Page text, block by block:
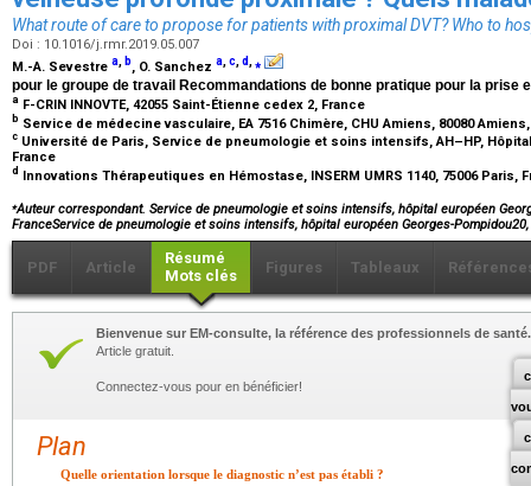
What route of care to propose for patients with proximal DVT? Who to
Doi : 10.1016/j.rmr.2019.05.007
M.-A. Sevestre a, b, O. Sanchez a,c,d,⁎
pour le groupe de travail Recommandations de bonne pratique pour la prise
a F-CRIN INNOVTE, 42055 Saint-Étienne cedex 2, France
b Service de médecine vasculaire, EA 7516 Chimère, CHU Amiens, 80080
c Université de Paris, Service de pneumologie et soins intensifs, AH–HP,
France
d Innovations Thérapeutiques en Hémostase, INSERM UMRS 1140, 75006 Paris,
⁎Auteur correspondant. Service de pneumologie et soins intensifs, hôpital européen
FranceService de pneumologie et soins intensifs, hôpital européen Georges-
PDF Article
Résumé
Mots clés
Figures Tableaux
Bienvenue sur EM-consulte, la référence des professionnels de santé.
Article gratuit.
Connectez-vous pour en bénéficier!
Plan
Quelle orientation lorsque le diagnostic n’est pas établi ?